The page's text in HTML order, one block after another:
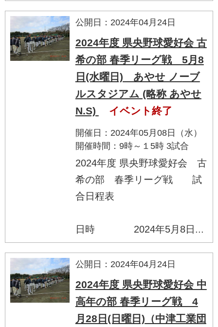
公開日：2024年04月24日
2024年度 県央野球愛好会 古
希の部 春季リーグ戦 5月8
日(水曜日) あやせ ノーブ
ルスタジアム (略称 あやせ
N.S)
イベント終了
開催日：2024年05月08日（水）
開催時間：9時～１5時 3試合
2024年度 県央野球愛好会 古
希の部 春季リーグ戦 試
合日程表
日時 2024年5月8日...
公開日：2024年04月24日
2024年度 県央野球愛好会 中
高年の部 春季リーグ戦 4
月28日(日曜日)（中津工業団